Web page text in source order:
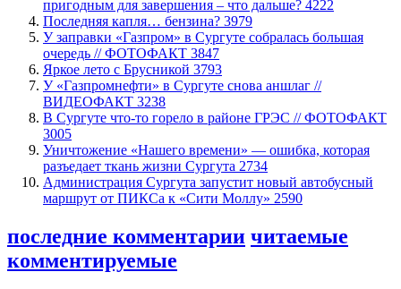
пригодным для завершения ‒ что дальше? 4222
​Последняя капля… бензина? 3979
​У заправки «Газпром» в Сургуте собралась большая
очередь // ФОТОФАКТ 3847
Яркое лето с Брусникой 3793
У «Газпромнефти» в Сургуте снова аншлаг //
ВИДЕОФАКТ 3238
​В Сургуте что-то горело в районе ГРЭС // ФОТОФАКТ
3005
​Уничтожение «Нашего времени» — ошибка, которая
разъедает ткань жизни Сургута 2734
​Администрация Сургута запустит новый автобусный
маршрут от ПИКСа к «Сити Моллу» 2590
последние комментарии читаемые
комментируемые